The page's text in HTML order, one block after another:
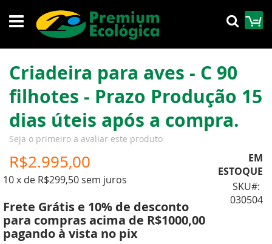
para
o
Criadeira para aves - C 90
filhotes - Prazo Produção 15
dias úteis após a compra.
Seja o primeiro a avaliar este produto
R$2.995,00
10 x de R$299,50 sem juros
Frete Grátis e 10% de desconto
para compras acima de R$1000,00
pagando à vista no pix
EM
ESTOQUE
SKU
030504